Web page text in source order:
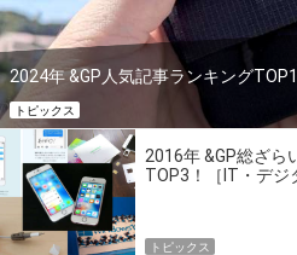
2024年 &GP人気記事ランキング
トピックス
2016年 &GP総ざら
TOP3！［IT・デジ
トピックス